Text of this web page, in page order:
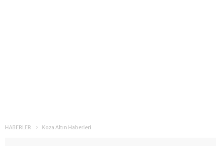
HABERLER Koza Altın Haberleri